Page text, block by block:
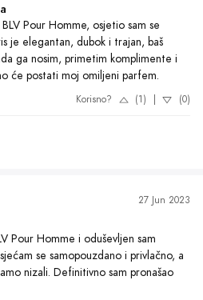
Pour Homme, osjetio sam se
je elegantan, dubok i trajan, baš
ga nosim, primetim komplimente i
će postati moj omiljeni parfem.
Korisno? (1) (0)
27 Jun 2023
Pour Homme i oduševljen sam
se samopouzdano i privlačno, a
nizali. Definitivno sam pronašao